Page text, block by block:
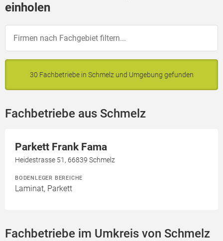
einholen
30 Fachbetriebe in Schmelz und Umgebung gefunden
Fachbetriebe aus Schmelz
Parkett Frank Fama
Heidestrasse 51, 66839 Schmelz
BODENLEGER BEREICHE
Laminat, Parkett
Fachbetriebe im Umkreis von Schmelz